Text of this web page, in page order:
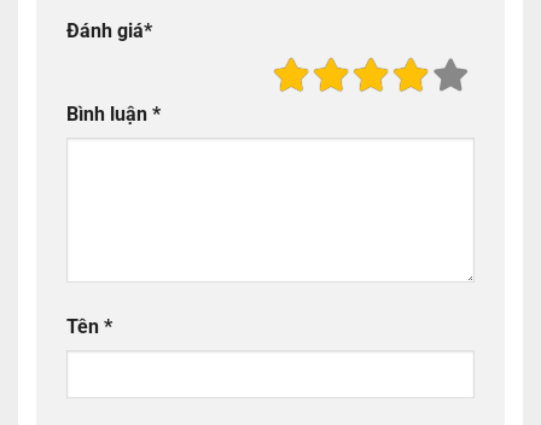
Đánh giá*
Bình luận *
Tên *